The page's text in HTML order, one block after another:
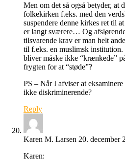
Men om det så også betyder, at
folkekirken f.eks. med den
suspendere denne kirkes ret til
er langt sværere… Og
tilsvarende krav er man helt
til f.eks. en muslimsk
bliver måske ikke “krænkede”
frygten for at “støde”?
PS – Når I afviser at
ikke diskriminerende?
Reply
Karen M. Larsen 20. december
Karen: